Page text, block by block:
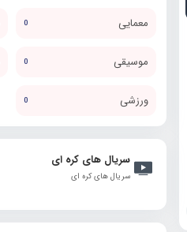
معمایی 0
موسیقی 0
ورزشی 0
سریال های کره ای
سریال های کره ای